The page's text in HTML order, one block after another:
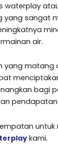
waterplay
yang sangat
air.
yang matang
bagi
pendapatan.
untuk
kami.